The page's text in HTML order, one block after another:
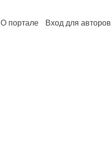
О портале Вход для авторов